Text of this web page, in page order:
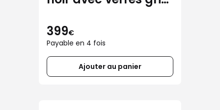
399€
Payable en 4 fois
Ajouter au panier